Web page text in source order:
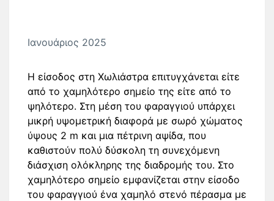
Ιανουάριος 2025
Η είσοδος στη Χωλιάστρα επιτυγχάνεται είτε
από το χαμηλότερο σημείο της είτε από το
ψηλότερο. Στη μέση του φαραγγιού υπάρχει
μικρή υψομετρική διαφορά με σωρό χώματος
ύψους 2 m και μια πέτρινη αψίδα, που
καθιστούν πολύ δύσκολη τη συνεχόμενη
διάσχιση ολόκληρης της διαδρομής του. Στο
χαμηλότερο σημείο εμφανίζεται στην είσοδο
του φαραγγιού ένα χαμηλό στενό πέρασμα με